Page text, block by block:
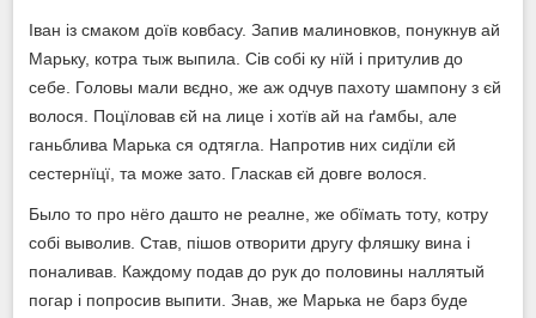
Іван із смаком доїв ковбасу. Запив малиновков, понукнув ай
Марьку, котра тыж выпила. Сів собі ку нїй і притулив до
себе. Головы мали вєдно, же аж одчув пахоту шампону з єй
волося. Поцїловав єй на лице і хотїв ай на ґамбы, але
ганьблива Марька ся одтягла. Напротив них сидїли єй
сестернїцї, та може зато. Гласкав єй довге волося.
Было то про нёго дашто не реалне, же обїмать тоту, котру
собі выволив. Став, пішов отворити другу фляшку вина і
поналивав. Каждому подав до рук до половины наллятый
погар і попросив выпити. Знав, же Марька не барз буде